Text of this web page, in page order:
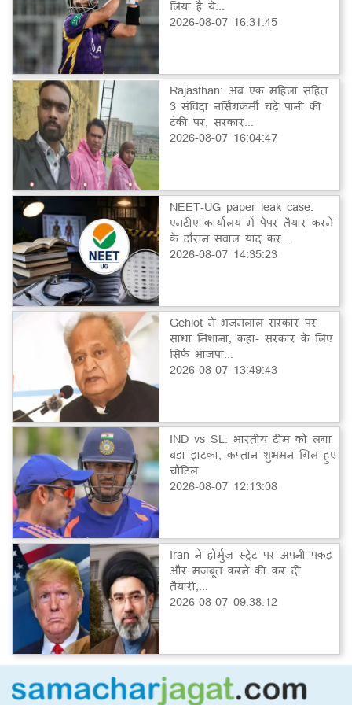
लिया है ये...
2026-08-07 16:31:45
Rajasthan: अब एक महिला सहित
3 संविदा नर्सिंगकर्मी चढ़े पानी की
टंकी पर, सरकार...
2026-08-07 16:04:47
NEET-UG paper leak case:
एनटीए कार्यालय में पेपर तैयार करने
के दौरान सवाल याद कर...
2026-08-07 14:35:23
Gehlot ने भजनलाल सरकार पर
साधा निशाना, कहा- सरकार के लिए
सिर्फ भाजपा...
2026-08-07 13:49:43
IND vs SL: भारतीय टीम को लगा
बड़ा झटका, कप्तान शुभमन गिल हुए
चोटिल
2026-08-07 12:13:08
Iran ने होर्मुज स्ट्रेट पर अपनी पकड़
और मजबूत करने की कर दी
तैयारी,...
2026-08-07 09:38:12